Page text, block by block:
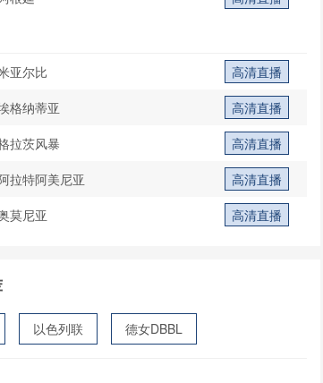
亚尔比
高清直播
格纳蒂亚
高清直播
拉茨风暴
高清直播
拉特阿美尼亚
高清直播
莫尼亚 高清直播
以色列联 德女DBBL